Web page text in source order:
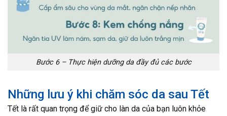
Bước 6 – Thực hiện dưỡng da đầy đủ các bước
Những lưu ý khi chăm sóc da sau Tết
Tết là rất quan trọng để giữ cho làn da của bạn luôn khỏe